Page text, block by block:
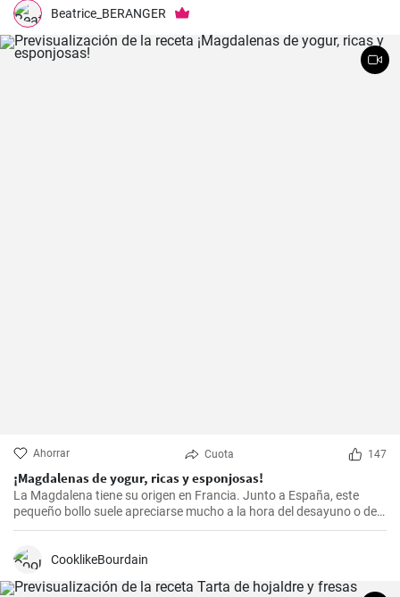
Beatrice_BERANGER
Ahorrar Cuota 147
¡Magdalenas de yogur, ricas y esponjosas!
La Magdalena tiene su origen en Francia. Junto a España, este
pequeño bollo suele apreciarse mucho a la hora del desayuno o de
la merienda. ¡Con la receta que os propongo hoy, vuestras
CooklikeBourdain